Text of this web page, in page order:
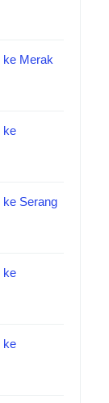
ke Merak
ke
ke Serang
ke
ke